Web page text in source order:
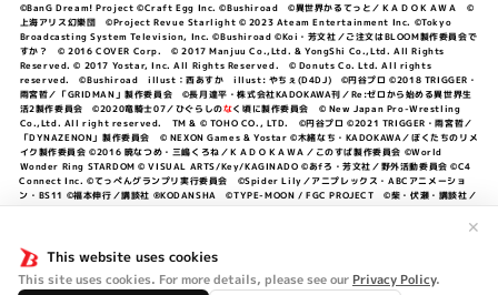
This website uses cookies
This site uses cookies. For more details, please see our Privacy Policy.
✕
©BanG Dream! Project ©Craft Egg Inc. ©Bushiroad ©異世界かるてっと／ＫＡＤＯＫＡＷＡ ©
上海アリス幻樂団 ©Project Revue Starlight © 2023 Ateam Entertainment Inc. ©Tokyo
Broadcasting System Television, Inc. ©Bushiroad ©Koi・芳文社／ご注文はBLOOM製作委員会で
すか？ © 2016 COVER Corp. © 2017 Manjuu Co.,Ltd. & YongShi Co.,Ltd. All Rights
Reserved. © 2017 Yostar, Inc. All Rights Reserved. © Donuts Co. Ltd. All rights
reserved. ©Bushiroad illust：西あすか illust: やちぇ(D4DJ) ©円谷プロ ©2018 TRIGGER・
雨宮哲／「GRIDMAN」製作委員会 ©長月達平・株式会社KADOKAWA刊／Re:ゼロから始める異世界生
活2製作委員会 ©2020竜騎士07／ひぐらしのなく頃に製作委員会 © New Japan Pro-Wrestling
Co.,Ltd. All right reserved. TM & © TOHO CO., LTD. ©円谷プロ ©2021 TRIGGER・雨宮哲／
「DYNAZENON」製作委員会 © NEXON Games & Yostar ©木緒なち・KADOKAWA／ぼくたちのリメ
イク製作委員会 ©2016 暁なつめ・三嶋くろね／ＫＡＤＯＫＡＷＡ／このすば製作委員会 ©World
Wonder Ring STARDOM © VISUAL ARTS/Key/KAGINADO ©あfろ・芳文社／野外活動委員会 ©C4
Connect Inc. ©てっぺんグランプリ実行委員会 ©Spider Lily／アニプレックス・ABCアニメーショ
ン・BS11 ©福本伸行／講談社 ®KODANSHA ©TYPE-MOON / FGC PROJECT ©柴・伏瀬・講談社／
©中村力斗・野澤ゆき子／集英社・君のことが大大大大大好きな製作委員会 ©IIS-P／ぽんのみち製作委
員会 ©円谷プロ ©2023 TRIGGER・雨宮哲／「劇場版グリッドマンユニバース」製作委員会 © NEXON
Games／アビドス商店街 ©プロジェクトラブライブ！蓮ノ空女学院スクールアイドルクラブ ©「勇気爆